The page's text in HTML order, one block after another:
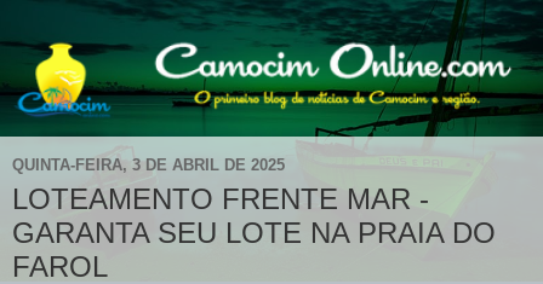
QUINTA-FEIRA, 3 DE ABRIL DE 2025
LOTEAMENTO FRENTE MAR -
GARANTA SEU LOTE NA PRAIA DO
FAROL